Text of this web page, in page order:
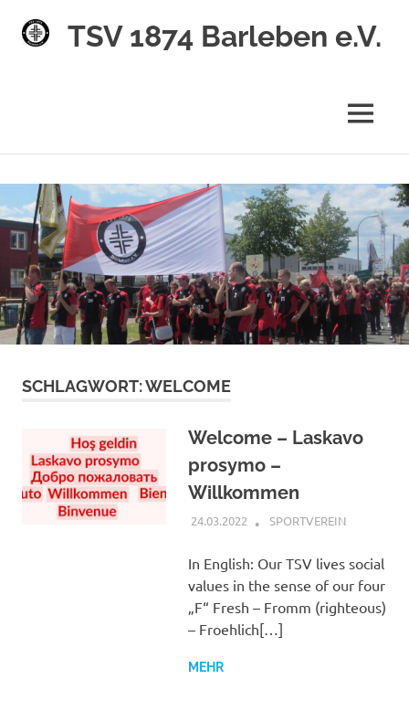
Inhalt
springen
TSV 1874 Barleben e.V.
MENÜ
SCHLAGWORT:WELCOME
Welcome – Laskavo
prosymo –
Willkommen
24.03.2022 ADMIN
SPORTVEREIN
In English: Our TSV lives social
values ​​in the sense of our four
„F“ Fresh – Fromm (righteous)
– Froehlich[…]
MEHR